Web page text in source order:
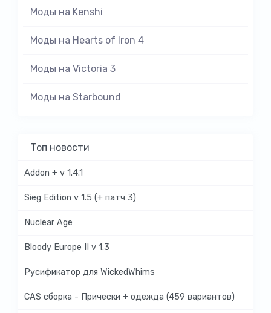
Моды на Kenshi
Моды на Hearts of Iron 4
Моды на Victoria 3
Моды на Starbound
Топ новости
Addon + v 1.4.1
Sieg Edition v 1.5 (+ патч 3)
Nuclear Age
Bloody Europe II v 1.3
Русификатор для WickedWhims
CAS сборка - Прически + одежда (459 вариантов)